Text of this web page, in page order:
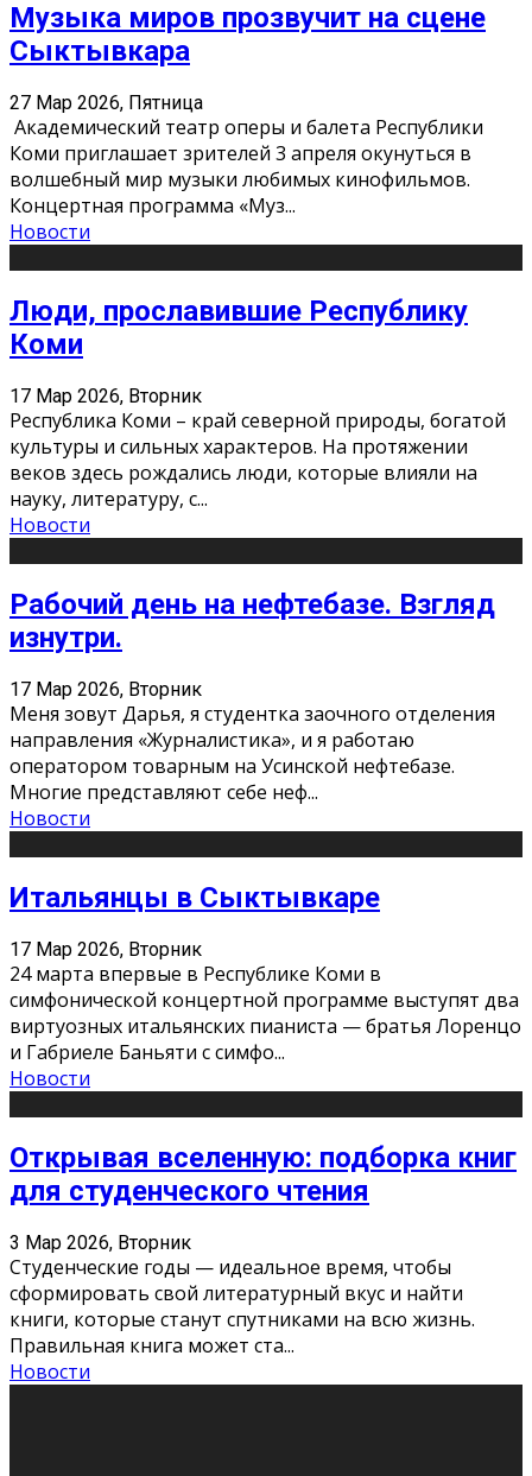
Музыка миров прозвучит на сцене
Сыктывкара
27 Мар 2026, Пятница
Академический театр оперы и балета Республики
Коми приглашает зрителей 3 апреля окунуться в
волшебный мир музыки любимых кинофильмов.
Концертная программа «Муз...
Новости
Люди, прославившие Республику
Коми
17 Мар 2026, Вторник
Республика Коми – край северной природы, богатой
культуры и сильных характеров. На протяжении
веков здесь рождались люди, которые влияли на
науку, литературу, с...
Новости
Рабочий день на нефтебазе. Взгляд
изнутри.
17 Мар 2026, Вторник
Меня зовут Дарья, я студентка заочного отделения
направления «Журналистика», и я работаю
оператором товарным на Усинской нефтебазе.
Многие представляют себе неф...
Новости
Итальянцы в Сыктывкаре
17 Мар 2026, Вторник
24 марта впервые в Республике Коми в
симфонической концертной программе выступят два
виртуозных итальянских пианиста — братья Лоренцо
и Габриеле Баньяти с симфо...
Новости
Открывая вселенную: подборка книг
для студенческого чтения
3 Мар 2026, Вторник
Студенческие годы — идеальное время, чтобы
сформировать свой литературный вкус и найти
книги, которые станут спутниками на всю жизнь.
Правильная книга может ста...
Новости